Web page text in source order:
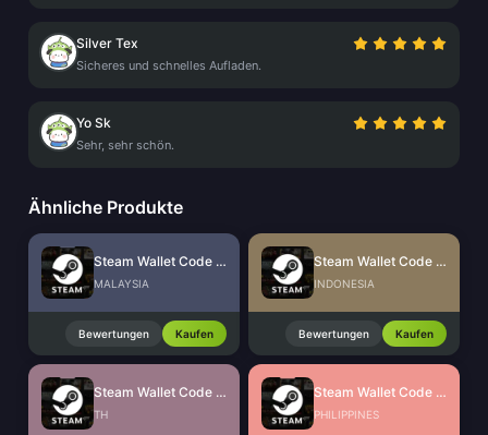
Silver Tex
Sicheres und schnelles Aufladen.
Yo Sk
Sehr, sehr schön.
Ähnliche Produkte
Steam Wallet Code (MYR)
MALAYSIA
Bewertungen Kaufen
Steam Wallet Code (IDR)
INDONESIA
Bewertungen Kaufen
Steam Wallet Code (THB)
TH
Steam Wallet Code (PHP)
PHILIPPINES